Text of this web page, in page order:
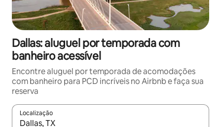
Dallas: aluguel por temporada com
banheiro acessível
Encontre aluguel por temporada de acomodações
com banheiro para PCD incríveis no Airbnb e faça sua
reserva
Localização
Quando os resultados estiverem disponíveis, explore-os